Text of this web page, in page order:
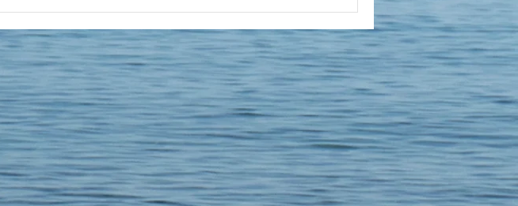
Locanda Villa Fiori, ecco alcune delle cose da non perdere
du